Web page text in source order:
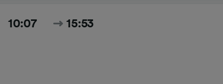
10:07 15:53